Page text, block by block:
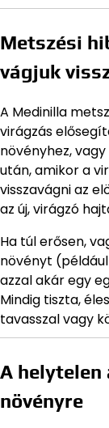
Metszési
vágjuk
A Medinilla
virágzás
növényhez,
után, amikor a
visszavágni az
az új, virágzó
Ha túl erősen,
növényt
azzal akár egy
Mindig tiszta,
tavasszal vagy
A
növényre